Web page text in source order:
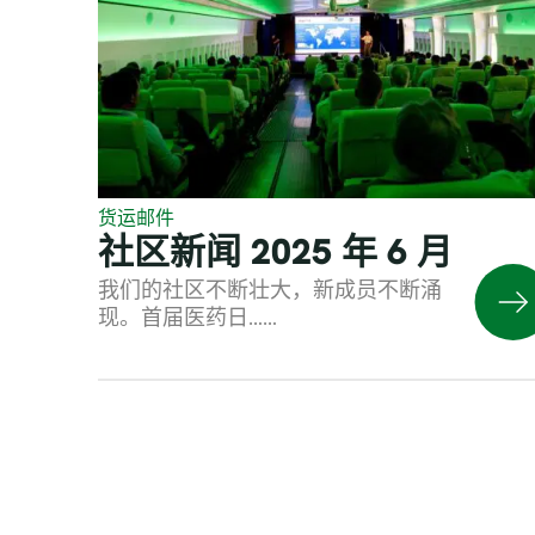
货运邮件
社区新闻 2025 年 6 月
我们的社区不断壮大，新成员不断涌
现。首届医药日……